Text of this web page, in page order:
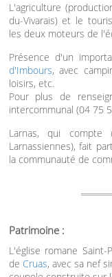
L'agriculture
du-Vivarais) et le
les deux moteurs de
Présence d'un
d'Imbours, avec
loisirs, etc.
Pour plus de
intercommunal (04 75
Larnas, qui compte
Larnassiennes), fait
la communauté de
Patrimoine :
L'église romane
de Cruas, avec sa nef